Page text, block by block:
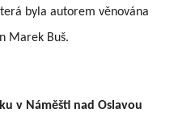
byla autorem věnována
Marek Buš.
v Náměšti nad Oslavou